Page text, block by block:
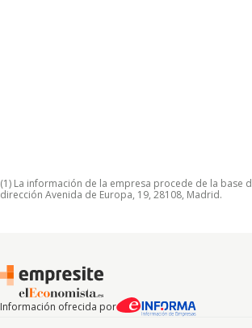
(1) La información de la empresa procede de la base
dirección Avenida de Europa, 19, 28108, Madrid.
Información ofrecida por